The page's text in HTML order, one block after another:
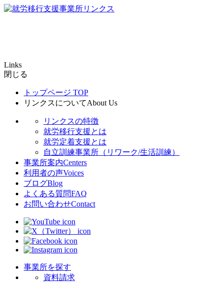
Links
閉じる
トップページ TOP
リンクスについてAbout Us
リンクスの特徴
就労移行支援とは
就労定着支援とは
自立訓練事業所（リワーク/生活訓練）
事業所案内Centers
利用者の声Voices
ブログBlog
よくある質問FAQ
お問い合わせContact
事業所を探す
資料請求